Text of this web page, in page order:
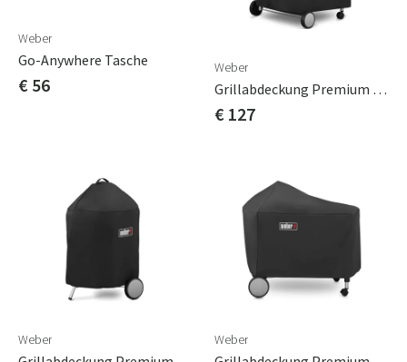
Weber
Go-Anywhere Tasche
€ 56
Weber
Grillabdeckung Premium Performer Original Polyester
€ 127
Weber Weber